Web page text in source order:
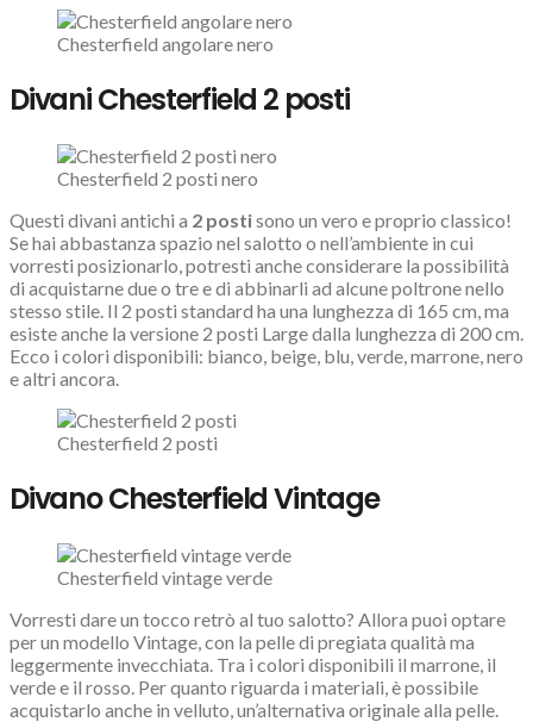
Chesterfield angolare nero
Divani Chesterfield 2 posti
Chesterfield 2 posti nero
Questi divani antichi a 2 postisono un vero e proprio classico!
Se hai abbastanza spazio nel salotto o nell’ambiente in cui
vorresti posizionarlo, potresti anche considerare la possibilità
di acquistarne due o tre e di abbinarli ad alcune poltrone nello
stesso stile. Il 2 posti standard ha una lunghezza di 165 cm, ma
esiste anche la versione 2 posti Large dalla lunghezza di 200 cm.
Ecco i colori disponibili: bianco, beige, blu, verde, marrone, nero
e altri ancora.
Chesterfield 2 posti
Divano Chesterfield Vintage
Chesterfield vintage verde
Vorresti dare un tocco retrò al tuo salotto? Allora puoi optare
per un modello Vintage, con la pelle di pregiata qualità ma
leggermente invecchiata. Tra i colori disponibili il marrone, il
verde e il rosso. Per quanto riguarda i materiali, è possibile
acquistarlo anche in velluto, un’alternativa originale alla pelle.